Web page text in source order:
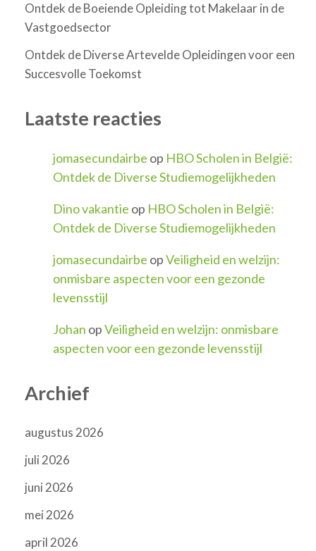
Ontdek de Boeiende Opleiding tot Makelaar in de
Vastgoedsector
Ontdek de Diverse Artevelde Opleidingen voor een
Succesvolle Toekomst
Laatste reacties
jomasecundairbe op HBO Scholen in België:
Ontdek de Diverse Studiemogelijkheden
Dino vakantie op HBO Scholen in België:
Ontdek de Diverse Studiemogelijkheden
jomasecundairbe opVeiligheid en welzijn:
onmisbare aspecten voor een gezonde
levensstijl
Johan opVeiligheid en welzijn: onmisbare
aspecten voor een gezonde levensstijl
Archief
augustus 2026
juli 2026
juni 2026
mei 2026
april 2026